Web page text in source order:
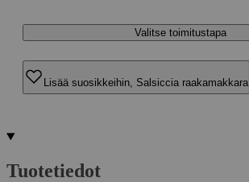
Valitse toimitustapa
Lisää suosikkeihin, Salsiccia raakamakkara
Tuotetiedot